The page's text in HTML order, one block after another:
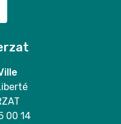
00 14